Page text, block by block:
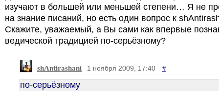
изучают в большей или меньшей степени… Я не
на знание писаний, но есть один вопрос к
Скажите, уважаемый, а Вы сами как впервые
ведической традицией по-серьёзному?
shAntirashani 1 ноября 2009, 17:40 #
по-серьёзному